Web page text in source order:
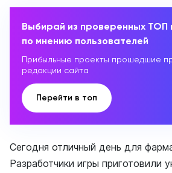
Выбирай из проверенных ТОП
по мнению пользователей
Прибыльные проекты прошедшие
редакции сайта
Перейти в топ
Сегодня отличный день для
Разработчики игры приготовили